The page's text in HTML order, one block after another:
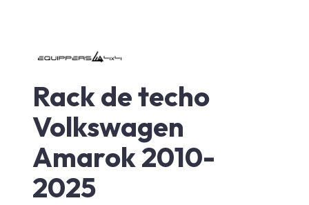
Rack de techo
Volkswagen
Amarok 2010-
2025